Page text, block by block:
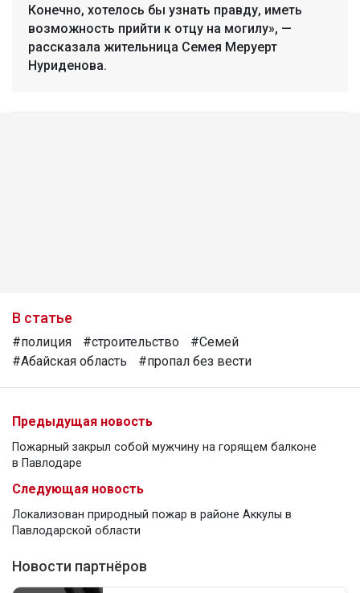
Конечно, хотелось бы узнать правду, иметь
возможность прийти к отцу на могилу», —
рассказала жительница Семея Меруерт
Нуриденова.
В статье
#полиция #строительство
#Семей
#Абайская область
#пропал без вести
Предыдущая новость
Пожарный закрыл собой мужчину на горящем балконе
в Павлодаре
Следующая новость
Локализован природный пожар в районе Аккулы в
Павлодарской области